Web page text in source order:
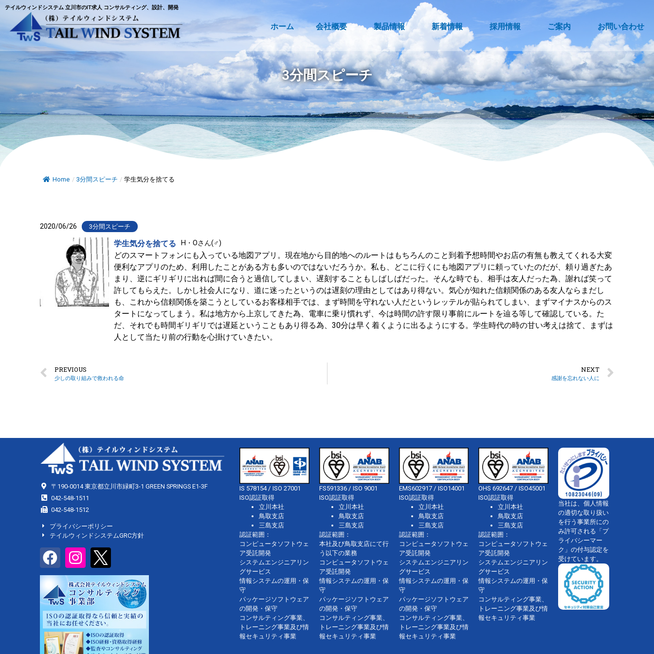
テイルウィンドシステム 立川市のIT求人 コンサルティング、設計、開発
ホーム 会社概要 製品情報 新着情報 採用情報 ご案内 お問い合わせ
3分間スピーチ
Home / 3分間スピーチ / 学生気分を捨てる
2020/06/26 3分間スピーチ
学生気分を捨てる H・Oさん(♂)
どのスマートフォンにも入っている地図アプリ。現在地から目的地へのルートはもちろんのこと到着予想時間やお店の有無も教えてくれる大変
便利なアプリのため、利用したことがある方も多いのではないだろうか。私も、どこに行くにも地図アプリに頼っていたのだが、頼り過ぎたあ
まり、逆にギリギリに出れば間に合うと過信してしまい、遅刻することもしばしばだった。そんな時でも、相手は友人だった為、謝れば笑って
許してもらえた。しかし社会人になり、道に迷ったというのは遅刻の理由としてはあり得ない。気心が知れた信頼関係のある友人ならまだし
も、これから信頼関係を築こうとしているお客様相手では、まず時間を守れない人だというレッテルが貼られてしまい、まずマイナスからのス
タートになってしまう。私は地方から上京してきた為、電車に乗り慣れず、今は時間の許す限り事前にルートを辿る等して確認している。た
だ、それでも時間ギリギリでは遅延ということもあり得る為、30分は早く着くように出るようにする。学生時代の時の甘い考えは捨て、まずは
人として当たり前の行動を心掛けていきたい。
PREVIOUS
少しの取り組みで救われる命
NEXT
感謝を忘れない人に
〒190-0014 東京都立川市緑町3-1 GREEN SPRINGS E1-3F
042-548-1511
042-548-1512
プライバシーポリシー
テイルウィンドシステムGRC方針
IS 578154 / ISO 27001
ISO認証取得
立川本社
鳥取支店
三島支店
認証範囲：
コンピュータソフトウェ
ア受託開発
システムエンジニアリン
グサービス
情報システムの運用・保
守
パッケージソフトウェア
の開発・保守
コンサルティング事業、
トレーニング事業及び情
報セキュリティ事業
FS591336 / ISO 9001
ISO認証取得
立川本社
鳥取支店
三島支店
認証範囲：
本社及び鳥取支店にて行
う以下の業務
コンピュータソフトウェ
ア受託開発
情報システムの運用・保
守
パッケージソフトウェア
の開発・保守
コンサルティング事業、
トレーニング事業及び情
報セキュリティ事業
EMS602917 / ISO14001
ISO認証取得
立川本社
鳥取支店
三島支店
認証範囲：
コンピュータソフトウェ
ア受託開発
システムエンジニアリン
グサービス
情報システムの運用・保
守
パッケージソフトウェア
の開発・保守
コンサルティング事業、
トレーニング事業及び情
報セキュリティ事業
OHS 692647 / ISO45001
ISO認証取得
立川本社
鳥取支店
三島支店
認証範囲：
コンピュータソフトウェ
ア受託開発
システムエンジニアリン
グサービス
情報システムの運用・保
守
コンサルティング事業、
トレーニング事業及び情
報セキュリティ事業
当社は、個人情報
の適切な取り扱い
を行う事業所にの
み許可される「プ
ライバシーマー
ク」の付与認定を
受けています。